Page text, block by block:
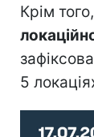
Крім
5